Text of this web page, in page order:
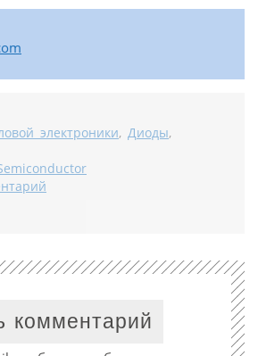
электроники, Диоды,
комментарий